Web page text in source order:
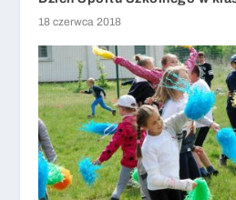
18 czerwca 2018